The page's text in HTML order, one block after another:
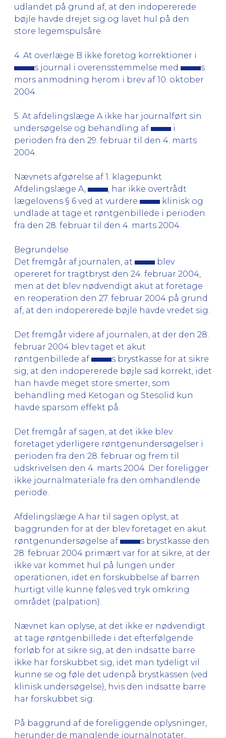
udlandet på grund af, at den indopererede
bøjle havde drejet sig og lavet hul på den
store legemspulsåre.
4. At overlæge B ikke foretog korrektioner i
s journal i overensstemmelse med
s
mors anmodning herom i brev af 10. oktober
2004.
5. At afdelingslæge A ikke har journalført sin
undersøgelse og behandling af
i
perioden fra den 29. februar til den 4. marts
2004.
Nævnets afgørelse af 1. klagepunkt
Afdelingslæge A,
, har ikke overtrådt
lægelovens § 6 ved at vurdere
klinisk og
undlade at tage et røntgenbillede i perioden
fra den 28. februar til den 4. marts 2004.
Begrundelse
Det fremgår af journalen, at
blev
opereret for tragtbryst den 24. februar 2004,
men at det blev nødvendigt akut at foretage
en reoperation den 27. februar 2004 på grund
af, at den indopererede bøjle havde vredet sig.
Det fremgår videre af journalen, at der den 28.
februar 2004 blev taget et akut
røntgenbillede af
s brystkasse for at sikre
sig, at den indopererede bøjle sad korrekt, idet
han havde meget store smerter, som
behandling med Ketogan og Stesolid kun
havde sparsom effekt på.
Det fremgår af sagen, at det ikke blev
foretaget yderligere røntgenundersøgelser i
perioden fra den 28. februar og frem til
udskrivelsen den 4. marts 2004. Der foreligger
ikke journalmateriale fra den omhandlende
periode.
Afdelingslæge A har til sagen oplyst, at
baggrunden for at der blev foretaget en akut
røntgenundersøgelse af
s brystkasse den
28. februar 2004 primært var for at sikre, at der
ikke var kommet hul på lungen under
operationen, idet en forskubbelse af barren
hurtigt ville kunne føles ved tryk omkring
området (palpation).
Nævnet kan oplyse, at det ikke er nødvendigt
at tage røntgenbillede i det efterfølgende
forløb for at sikre sig, at den indsatte barre
ikke har forskubbet sig, idet man tydeligt vil
kunne se og føle det udenpå brystkassen (ved
klinisk undersøgelse), hvis den indsatte barre
har forskubbet sig.
På baggrund af de foreliggende oplysninger,
herunder de manglende journalnotater,